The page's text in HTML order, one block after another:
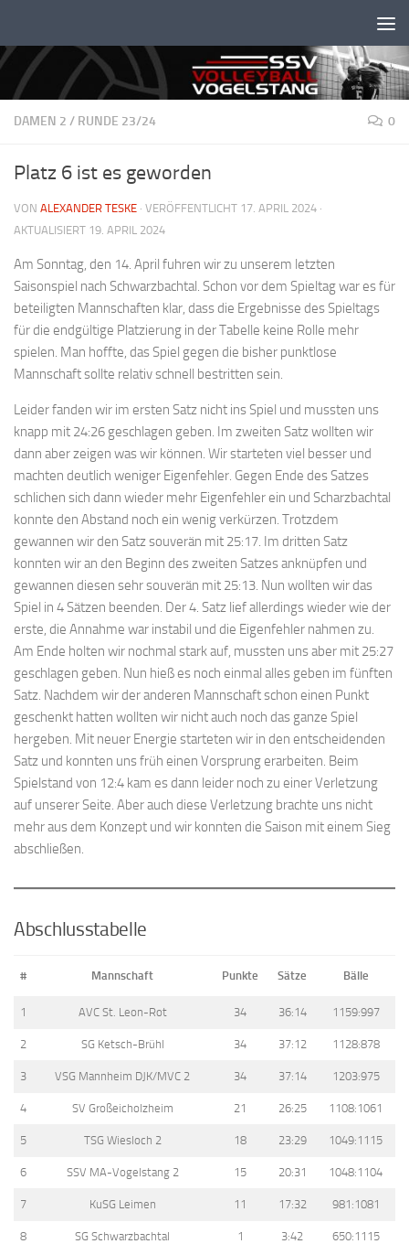
DAMEN 2 / RUNDE 23/24 0
Platz 6 ist es geworden
VON ALEXANDER TESKE · VERÖFFENTLICHT 17. APRIL 2024 ·
AKTUALISIERT 19. APRIL 2024
Am Sonntag, den 14. April fuhren wir zu unserem letzten
Saisonspiel nach Schwarzbachtal. Schon vor dem Spieltag war es für
beteiligten Mannschaften klar, dass die Ergebnisse des Spieltags
für die endgültige Platzierung in der Tabelle keine Rolle mehr
spielen. Man hoffte, das Spiel gegen die bisher punktlose
Mannschaft sollte relativ schnell bestritten sein.
Leider fanden wir im ersten Satz nicht ins Spiel und mussten uns
knapp mit 24:26 geschlagen geben. Im zweiten Satz wollten wir
dann aber zeigen was wir können. Wir starteten viel besser und
machten deutlich weniger Eigenfehler. Gegen Ende des Satzes
schlichen sich dann wieder mehr Eigenfehler ein und Scharzbachtal
konnte den Abstand noch ein wenig verkürzen. Trotzdem
gewannen wir den Satz souverän mit 25:17. Im dritten Satz
konnten wir an den Beginn des zweiten Satzes anknüpfen und
gewannen diesen sehr souverän mit 25:13. Nun wollten wir das
Spiel in 4 Sätzen beenden. Der 4. Satz lief allerdings wieder wie der
erste, die Annahme war instabil und die Eigenfehler nahmen zu.
Am Ende holten wir nochmal stark auf, mussten uns aber mit 25:27
geschlagen geben. Nun hieß es noch einmal alles geben im fünften
Satz. Nachdem wir der anderen Mannschaft schon einen Punkt
geschenkt hatten wollten wir nicht auch noch das ganze Spiel
hergeben. Mit neuer Energie starteten wir in den entscheidenden
Satz und konnten uns früh einen Vorsprung erarbeiten. Beim
Spielstand von 12:4 kam es dann leider noch zu einer Verletzung
auf unserer Seite. Aber auch diese Verletzung brachte uns nicht
mehr aus dem Konzept und wir konnten die Saison mit einem Sieg
abschließen.
Abschlusstabelle
# Mannschaft Punkte Sätze Bälle
1 AVC St. Leon-Rot 34 36:14 1159:997
2 SG Ketsch-Brühl 34 37:12 1128:878
3 VSG Mannheim DJK/MVC 2 34 37:14 1203:975
4 SV Großeicholzheim 21 26:25 1108:1061
5 TSG Wiesloch 2 18 23:29 1049:1115
6 SSV MA-Vogelstang 2 15 20:31 1048:1104
7 KuSG Leimen 11 17:32 981:1081
8 SG Schwarzbachtal 1 3:42 650:1115